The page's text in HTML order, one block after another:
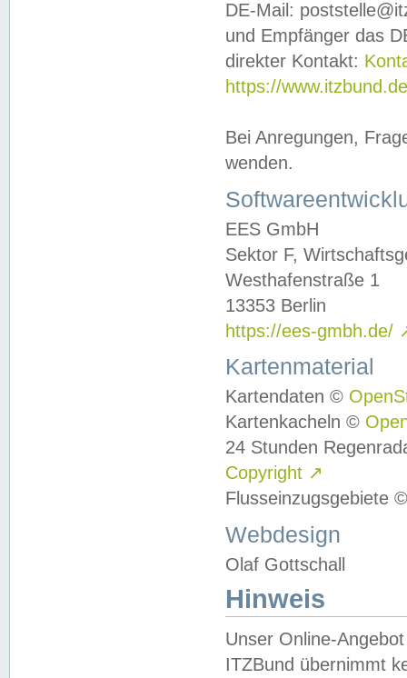
DE-Mail:
und Empfänger das
direkter Kontakt:
https://
Bei Anregungen,
wenden.
EES GmbH
Sektor F,
Westhafenstraße 1
13353 Berlin
https://ees-gmbh.de/
Kartenmaterial
Kartendaten ©
Kartenkacheln ©
24 Stunden
Copyright ↗
Flusseinzugsgebiete
Webdesign
Olaf Gottschall
Hinweis
Unser Online-
ITZBund übernimmt